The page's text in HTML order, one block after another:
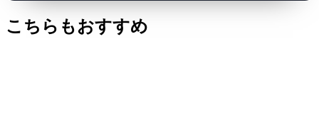
こちらもおすすめ